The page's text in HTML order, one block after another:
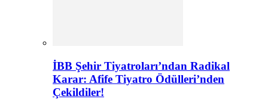
İBB Şehir Tiyatroları’ndan Radikal
Karar: Afife Tiyatro Ödülleri’nden
Çekildiler!